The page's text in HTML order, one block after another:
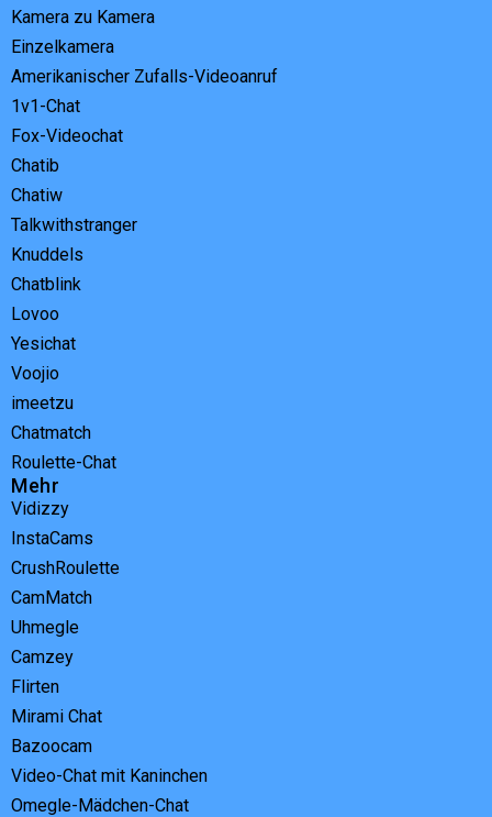
Kamera zu Kamera
Einzelkamera
Amerikanischer Zufalls-Videoanruf
1v1-Chat
Fox-Videochat
Chatib
Chatiw
Talkwithstranger
Knuddels
Chatblink
Lovoo
Yesichat
Voojio
imeetzu
Chatmatch
Roulette-Chat
Mehr
Vidizzy
InstaCams
CrushRoulette
CamMatch
Uhmegle
Camzey
Flirten
Mirami Chat
Bazoocam
Video-Chat mit Kaninchen
Omegle-Mädchen-Chat